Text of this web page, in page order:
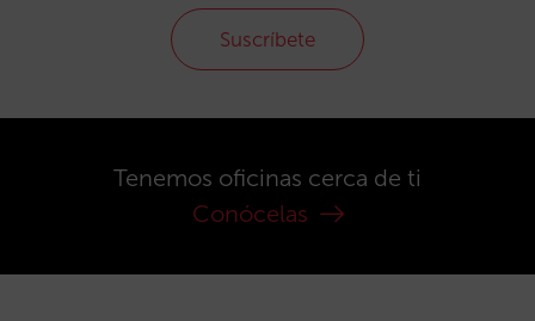
Suscríbete
Tenemos oficinas cerca de ti
Conócelas